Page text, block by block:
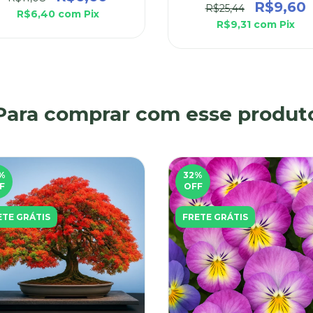
R$6,40 com Pix R$25,44 R$9,60
R$9,31 com Pix
comprar com esse
GRÁTIS
32%
OFF
FRETE GRÁTIS